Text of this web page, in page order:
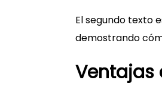
El segundo texto
demostrando
Ventajas